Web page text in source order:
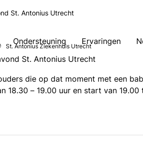
Ondersteuning Ervaringen
St. Antonius Utrecht
St. Antonius Ziekenhuis Utrecht
St. Antonius Utrecht
die op dat moment met een
18.30 – 19.00 uur en start van